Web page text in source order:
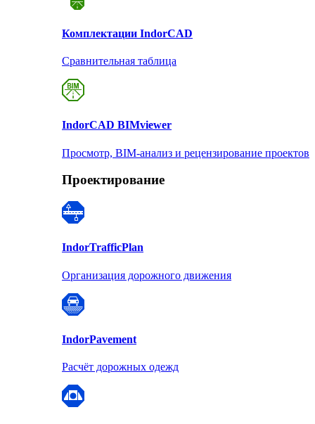
Комплектации IndorCAD
Сравнительная таблица
IndorCAD BIMviewer
Просмотр, BIM-анализ и рецензирование проектов
Проектирование
IndorTrafficPlan
Организация дорожного движения
IndorPavement
Расчёт дорожных одежд